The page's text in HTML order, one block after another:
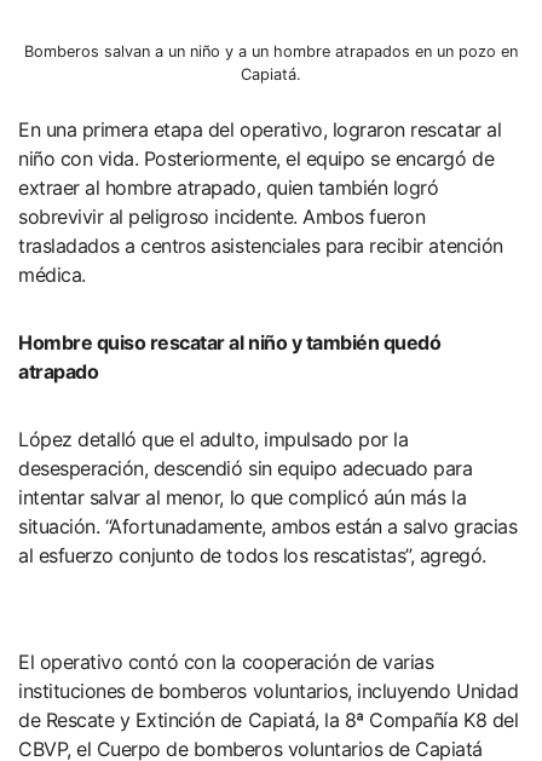
Bomberos salvan a un niño y a un hombre atrapados en un pozo en
Capiatá.
En una primera etapa del operativo, lograron rescatar al
niño con vida. Posteriormente, el equipo se encargó de
extraer al hombre atrapado, quien también logró
sobrevivir al peligroso incidente. Ambos fueron
trasladados a centros asistenciales para recibir atención
médica.
Hombre quiso rescatar al niño y también quedó
atrapado
López detalló que el adulto, impulsado por la
desesperación, descendió sin equipo adecuado para
intentar salvar al menor, lo que complicó aún más la
situación. “Afortunadamente, ambos están a salvo gracias
al esfuerzo conjunto de todos los rescatistas”, agregó.
El operativo contó con la cooperación de varias
instituciones de bomberos voluntarios, incluyendo Unidad
de Rescate y Extinción de Capiatá, la 8ª Compañía K8 del
CBVP, el Cuerpo de bomberos voluntarios de Capiatá